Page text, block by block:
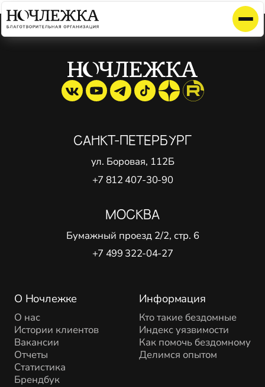
Элемент не найден!
О Ночлежке
О нас
Истории клиентов
Вакансии
Отчеты
Статистика
Брендбук
Информация
Кто такие бездомные
Индекс уязвимости
Как помочь бездомному
Делимся опытом
САНКТ-ПЕТЕРБУРГ
ул. Боровая, 112Б
+7 812 407-30-90
МОСКВА
Бумажный проезд 2/2, стр. 6
+7 499 322-04-27